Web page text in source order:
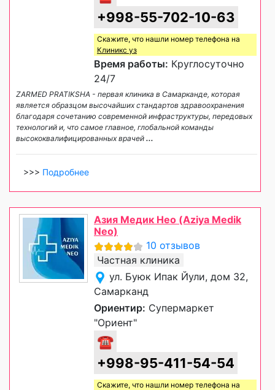
+998-55-702-10-63
Скажите, что нашли номер телефона на
Клиникс уз
Время работы: Круглосуточно
24/7
ZARMED PRATIKSHA - первая клиника в Самарканде, которая
является образцом высочайших стандартов здравоохранения
благодаря сочетанию современной инфраструктуры, передовых
технологий и, что самое главное, глобальной команды
высококвалифицированных врачей ...
>>> Подробнее
Азия Медик Нео (Aziya Medik
Neo)
10 отзывов
Частная клиника
ул. Буюк Ипак Йули, дом 32,
Самарканд
Ориентир: Супермаркет
"Ориент"
☎
+998-95-411-54-54
Скажите, что нашли номер телефона на